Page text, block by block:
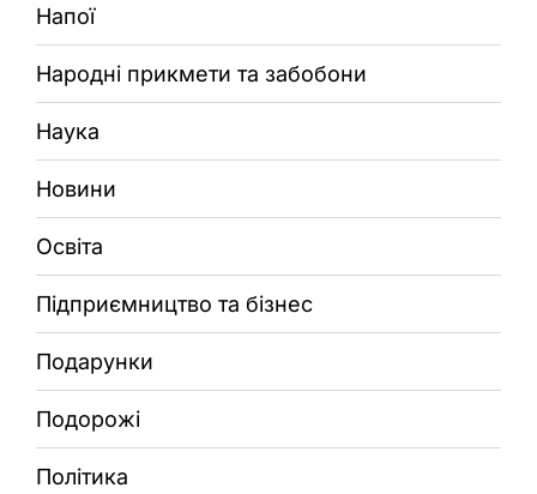
Напої
Народні прикмети та забобони
Наука
Новини
Освіта
Підприємництво та бізнес
Подарунки
Подорожі
Політика